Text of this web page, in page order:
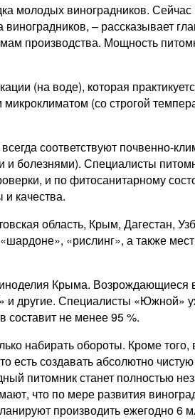
молодых виноградников.
– рассказывает
производства. Мощность
(на воде), которая
(со строгой
соответствуют почвенно-
и болезнями). Специалисты
и по фитосанитарному
качества.
область, Крым, Дагестан,
«рислинг», а также
Крыма. Возрождающиеся
и другие. Специалисты «Южной»
составит не менее 95 %.
набирать обороты. Кроме того,
есть создавать абсолютно
питомник станет полностью
что по мере развития
производить ежегодно 6